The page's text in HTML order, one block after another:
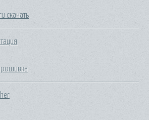
скачать